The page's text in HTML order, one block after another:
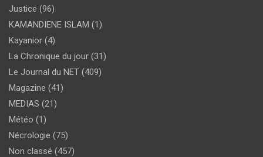
Justice (96)
KAMANDIENE ISLAM (1)
Kayanior (4)
La Chronique du jour (31)
Le Journal du NET (409)
Magazine (41)
MEDIAS (21)
Météo (1)
Nécrologie (75)
Non classé (457)